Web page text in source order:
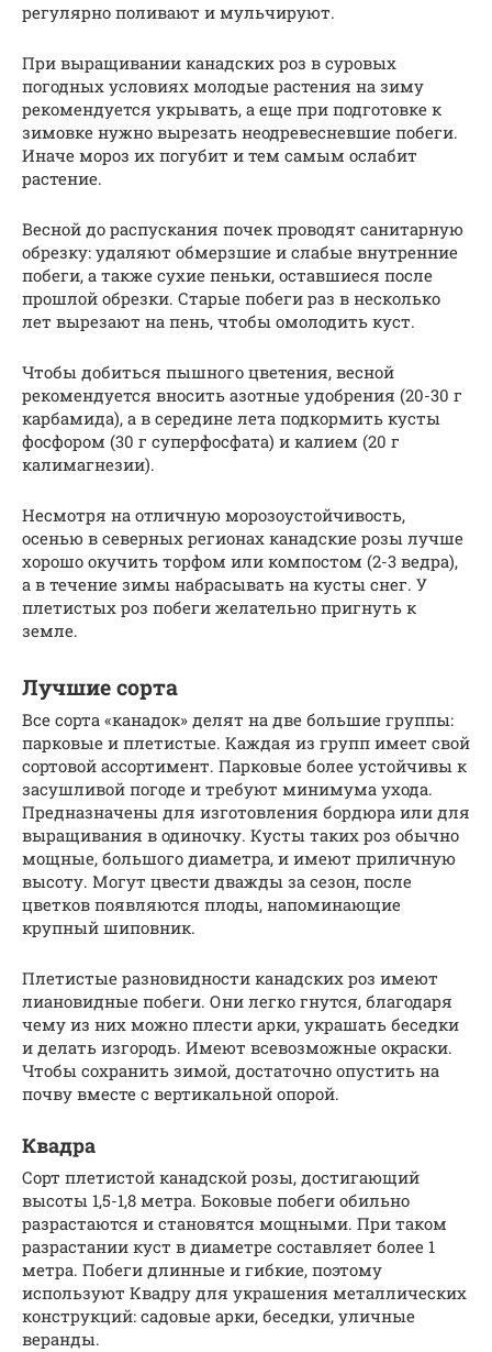
регулярно поливают и мульчируют.
При выращивании канадских роз в суровых
погодных условиях молодые растения на зиму
рекомендуется укрывать, а еще при подготовке к
зимовке нужно вырезать неодревесневшие побеги.
Иначе мороз их погубит и тем самым ослабит
растение.
Весной до распускания почек проводят санитарную
обрезку: удаляют обмерзшие и слабые внутренние
побеги, а также сухие пеньки, оставшиеся после
прошлой обрезки. Старые побеги раз в несколько
лет вырезают на пень, чтобы омолодить куст.
Чтобы добиться пышного цветения, весной
рекомендуется вносить азотные удобрения (20-30 г
карбамида), а в середине лета подкормить кусты
фосфором (30 г суперфосфата) и калием (20 г
калимагнезии).
Несмотря на отличную морозоустойчивость,
осенью в северных регионах канадские розы лучше
хорошо окучить торфом или компостом (2-3 ведра),
а в течение зимы набрасывать на кусты снег. У
плетистых роз побеги желательно пригнуть к
земле.
Лучшие сорта
Все сорта «канадок» делят на две большие группы:
парковые и плетистые. Каждая из групп имеет свой
сортовой ассортимент. Парковые более устойчивы к
засушливой погоде и требуют минимума ухода.
Предназначены для изготовления бордюра или для
выращивания в одиночку. Кусты таких роз обычно
мощные, большого диаметра, и имеют приличную
высоту. Могут цвести дважды за сезон, после
цветков появляются плоды, напоминающие
крупный шиповник.
Плетистые разновидности канадских роз имеют
лиановидные побеги. Они легко гнутся, благодаря
чему из них можно плести арки, украшать беседки
и делать изгородь. Имеют всевозможные окраски.
Чтобы сохранить зимой, достаточно опустить на
почву вместе с вертикальной опорой.
Квадра
Сорт плетистой канадской розы, достигающий
высоты 1,5-1,8 метра. Боковые побеги обильно
разрастаются и становятся мощными. При таком
разрастании куст в диаметре составляет более 1
метра. Побеги длинные и гибкие, поэтому
используют Квадру для украшения металлических
конструкций: садовые арки, беседки, уличные
веранды.